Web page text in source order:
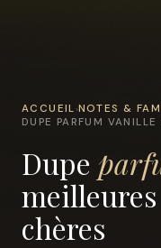
ACCUEIL ›NOTES &
DUPE PARFUM
Dupe
chères